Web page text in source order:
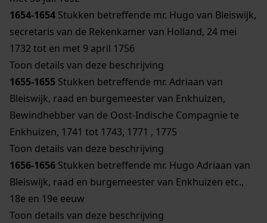
1654-1654 Stukken betreffende mr. Hugo van Bleiswijk,
secretaris van de Rekenkamer van Holland, 24 mei
1732 tot en met 9 april 1756
Toon details van deze beschrijving
1655-1655 Stukken betreffende mr. Adriaan van
Bleiswijk, raad en burgemeester van Enkhuizen,
Bewindhebber van de Oost-Indische Compagnie te
Enkhuizen, 1741 tot 1743, 1771 , 1775
Toon details van deze beschrijving
1656-1656 Stukken betreffende mr. Hugo Adriaan van
Bleiswijk, raad en burgemeester van Enkhuizen etc.,
18e en 19e eeuw
Toon details van deze beschrijving